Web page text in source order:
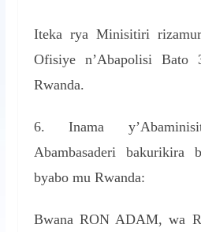
Iteka rya Minisitiri
Ofisiye n’Abapolisi Bato
Rwanda.
6. Inama
Abambasaderi bakurikira
byabo mu Rwanda:
Bwana RON ADAM, wa